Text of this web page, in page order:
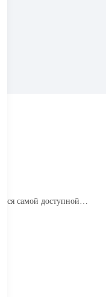
самой доступной…